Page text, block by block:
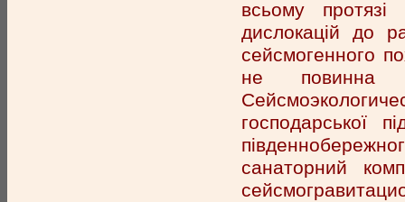
всьому протязі
дислокацій до
сейсмогенного
не повинна
господарської
санаторний